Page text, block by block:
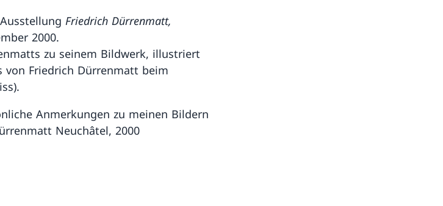
Friedrich Dürrenmatt,
2000.
zu seinem Bildwerk, illustriert
Friedrich Dürrenmatt beim
Anmerkungen zu meinen Bildern
Neuchâtel, 2000